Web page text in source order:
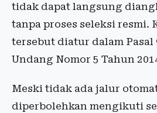
tidak dapat langsung
tanpa proses seleksi resmi.
tersebut diatur dalam Pasal
Undang Nomor 5 Tahun
Meski tidak ada jalur
diperbolehkan mengikuti